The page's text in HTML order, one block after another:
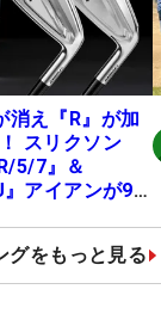
消え『R』が加
スリクソン
5/7』＆
』アイアンが9
グをもっと見る